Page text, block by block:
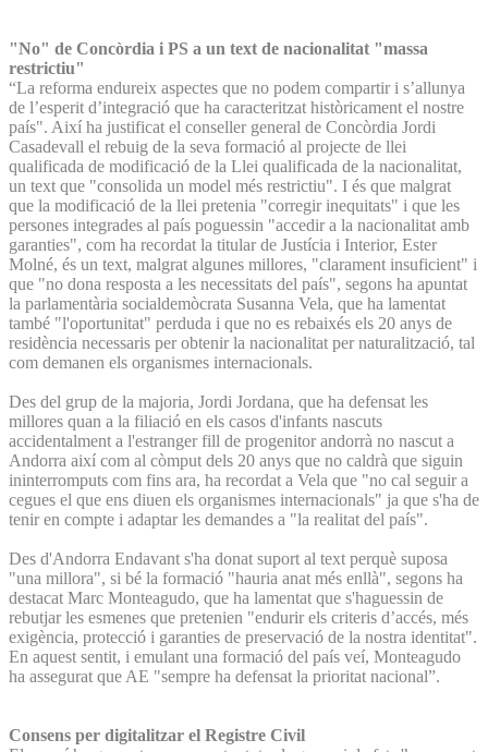
"No" de Concòrdia i PS a un text de nacionalitat "massa
restrictiu"
“La reforma endureix aspectes que no podem compartir i s’allunya
de l’esperit d’integració que ha caracteritzat històricament el nostre
país". Així ha justificat el conseller general de Concòrdia Jordi
Casadevall el rebuig de la seva formació al projecte de llei
qualificada de modificació de la Llei qualificada de la nacionalitat,
un text que "consolida un model més restrictiu". I és que malgrat
que la modificació de la llei pretenia "corregir inequitats" i que les
persones integrades al país poguessin "accedir a la nacionalitat amb
garanties", com ha recordat la titular de Justícia i Interior, Ester
Molné, és un text, malgrat algunes millores, "clarament insuficient" i
que "no dona resposta a les necessitats del país", segons ha apuntat
la parlamentària socialdemòcrata Susanna Vela, que ha lamentat
també "l'oportunitat" perduda i que no es rebaixés els 20 anys de
residència necessaris per obtenir la nacionalitat per naturalització, tal
com demanen els organismes internacionals.
Des del grup de la majoria, Jordi Jordana, que ha defensat les
millores quan a la filiació en els casos d'infants nascuts
accidentalment a l'estranger fill de progenitor andorrà no nascut a
Andorra així com al còmput dels 20 anys que no caldrà que siguin
ininterromputs com fins ara, ha recordat a Vela que "no cal seguir a
cegues el que ens diuen els organismes internacionals" ja que s'ha de
tenir en compte i adaptar les demandes a "la realitat del país".
Des d'Andorra Endavant s'ha donat suport al text perquè suposa
"una millora", si bé la formació "hauria anat més enllà", segons ha
destacat Marc Monteagudo, que ha lamentat que s'haguessin de
rebutjar les esmenes que pretenien "endurir els criteris d’accés, més
exigència, protecció i garanties de preservació de la nostra identitat".
En aquest sentit, i emulant una formació del país veí, Monteagudo
ha assegurat que AE "sempre ha defensat la prioritat nacional”.
Consens per digitalitzar el Registre Civil